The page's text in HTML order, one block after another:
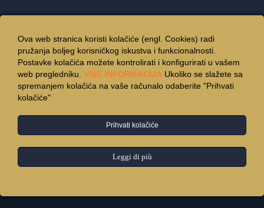
© Copyright 2015 -2026 | Hotel VincentinumZagreb| All Rights
Reserved.
Ova web stranica koristi kolačiće (engl. Cookies) radi
pružanja boljeg korisničkog iskustva i funkcionalnosti.
Postavke kolačića možete kontrolirati i konfigurirati u vašem
web pregledniku. VIŠE INFORMACIJA Ukoliko se slažete sa
spremanjem kolačića na vaše računalo odaberite "Prihvati
kolačiće"
Prihvati kolačiće
Leggi di più